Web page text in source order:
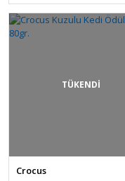
TÜKENDİ
Crocus